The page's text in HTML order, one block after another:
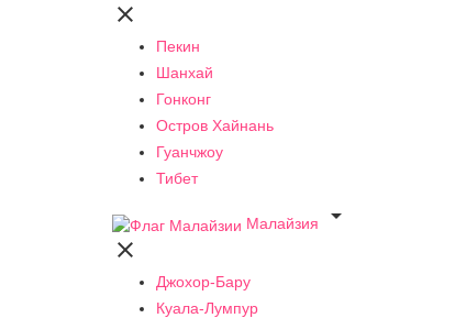

Пекин
Шанхай
Гонконг
Остров Хайнань
Гуанчжоу
Тибет
Малайзия


Джохор-Бару
Куала-Лумпур